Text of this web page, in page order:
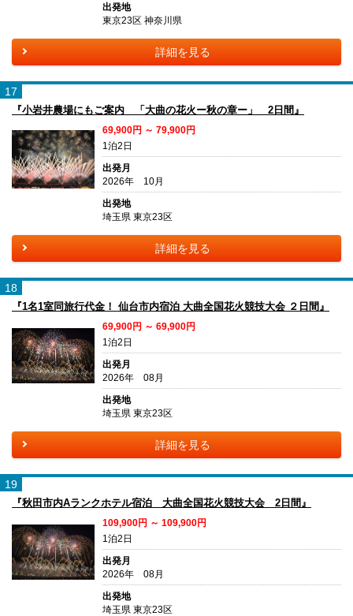
出発地
東京23区 神奈川県
詳細を見る
17
『小岩井農場にもご案内 「大曲の花火ー秋の章ー」 2日間』
69,900円 ～ 79,900円
1泊2日
出発月
2026年 10月
出発地
埼玉県 東京23区
詳細を見る
18
『1名1室同旅行代金！ 仙台市内宿泊 大曲全国花火競技大会 ２日間』
69,900円 ～ 69,900円
1泊2日
出発月
2026年 08月
出発地
埼玉県 東京23区
詳細を見る
19
『秋田市内Aランクホテル宿泊 大曲全国花火競技大会 2日間』
109,900円 ～ 109,900円
1泊2日
出発月
2026年 08月
出発地
埼玉県 東京23区